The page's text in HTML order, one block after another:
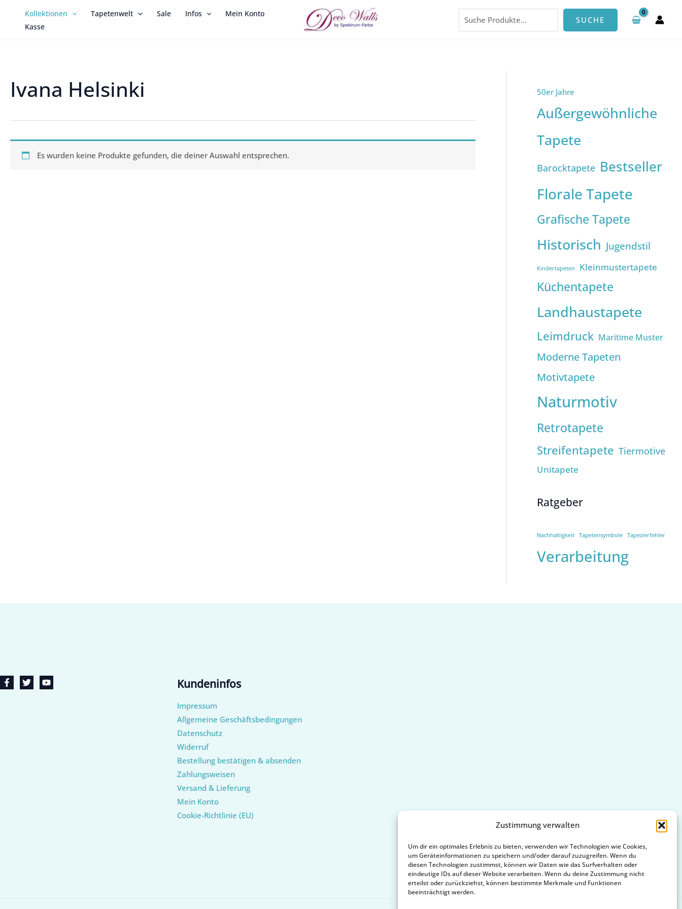
Zustimmung verwalten
Um dir ein optimales Erlebnis zu bieten, verwenden wir Technologien wie Cookies,
um Geräteinformationen zu speichern und/oder darauf zuzugreifen. Wenn du
diesen Technologien zustimmst, können wir Daten wie das Surfverhalten oder
eindeutige IDs auf dieser Website verarbeiten. Wenn du deine Zustimmung nicht
erteilst oder zurückziehst, können bestimmte Merkmale und Funktionen
beeinträchtigt werden.
Kollektionen Tapetenwelt Sale Infos
Mein Konto
Kasse
Suchen
SUCHE
Ivana Helsinki
Es wurden keine Produkte gefunden, die deiner Auswahl entsprechen.
50er Jahre
Außergewöhnliche
Tapete
Barocktapete Bestseller
Florale Tapete
Grafische Tapete
Historisch Jugendstil
Kindertapeten Kleinmustertapete
Küchentapete
Landhaustapete
Leimdruck Maritime Muster
Moderne Tapeten
Motivtapete
Naturmotiv
Retrotapete
Streifentapete Tiermotive
Unitapete
Ratgeber
Nachhaltigkeit Tapetensymbole Tapezierfehler
Verarbeitung
Kundeninfos
Impressum
Allgemeine Geschäftsbedingungen
Datenschutz
Widerruf
Bestellung bestätigen & absenden
Zahlungsweisen
Versand & Lieferung
Mein Konto
Cookie-Richtlinie (EU)